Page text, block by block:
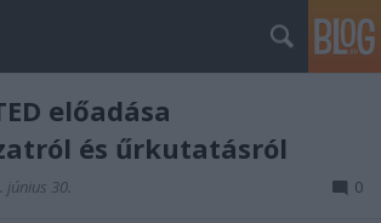
előadása
és űrkutatásról
június 30. 0